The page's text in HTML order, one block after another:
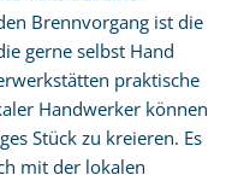
Brennvorgang ist die
gerne selbst Hand
praktische
Handwerker können
Stück zu kreieren. Es
mit der lokalen